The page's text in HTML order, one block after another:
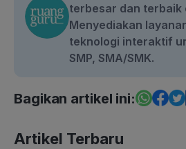
terbesar dan terbaik
Menyediakan
teknologi interaktif
SMP, SMA/SMK.
Bagikan artikel ini:
Artikel Terbaru